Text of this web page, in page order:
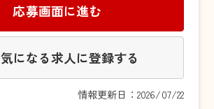
応募画面に進む
気になる求人に登録する
情報更新日：2026/07/22